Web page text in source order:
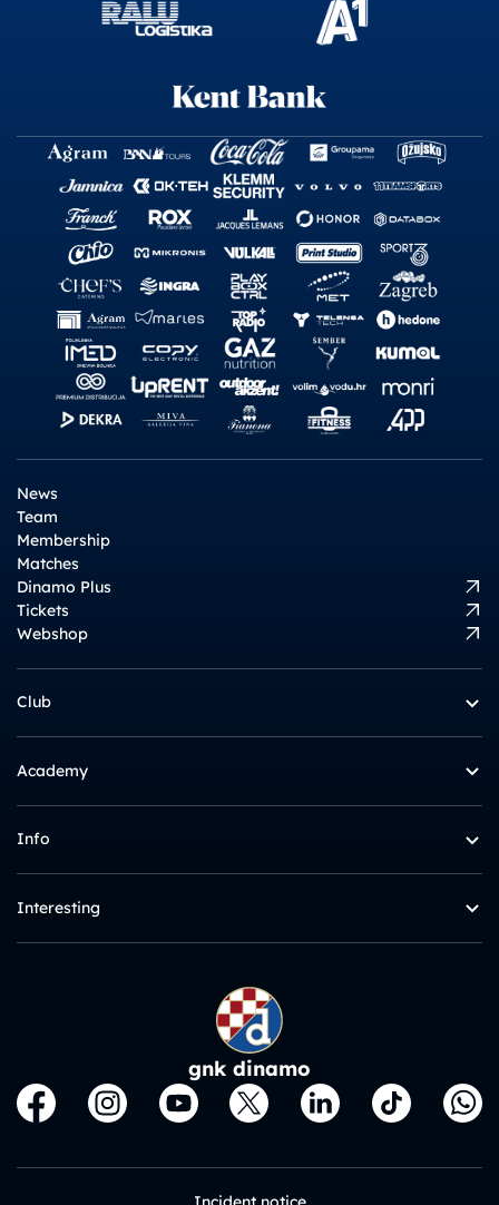
News
Team
Membership
Matches
Dinamo Plus
Tickets
Webshop
Club
Academy
Info
Interesting
gnk dinamo